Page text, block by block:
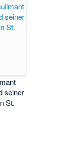
seiner
St.